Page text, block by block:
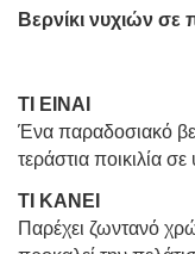
Βερνίκι νυχιών
ΤΙ ΕΙΝΑΙ
Ένα παραδοσιακό
τεράστια ποικιλία
ΤΙ ΚΑΝΕΙ
Παρέχει ζωντανό